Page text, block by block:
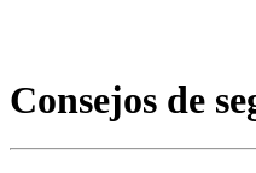
Consejos de